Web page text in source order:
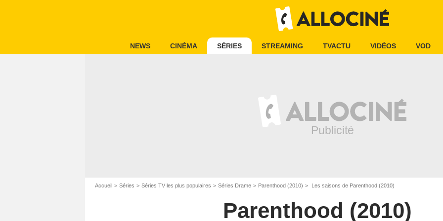
NEWS CINÉMA SÉRIES STREAMING TVACTU VIDÉOS VOD
Accueil Séries Séries TV les plus populaires Séries Drame Parenthood (2010) Les saisons de Parenthood (2010)
Parenthood (2010)